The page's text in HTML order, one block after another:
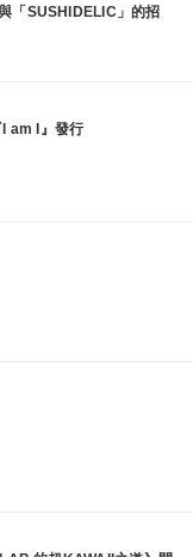
「SUSHIDELIC」的招
am I』發行